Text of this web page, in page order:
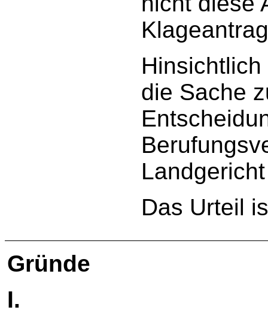
die Sache
Das Urteil
Gründe
I.